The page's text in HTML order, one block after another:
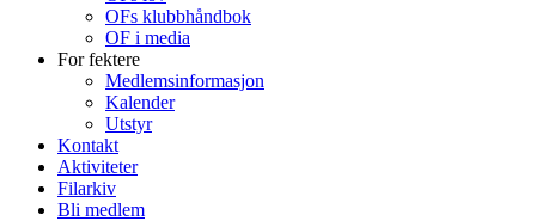
OFs klubbhåndbok
OF i media
For fektere
Medlemsinformasjon
Kalender
Utstyr
Kontakt
Aktiviteter
Filarkiv
Bli medlem